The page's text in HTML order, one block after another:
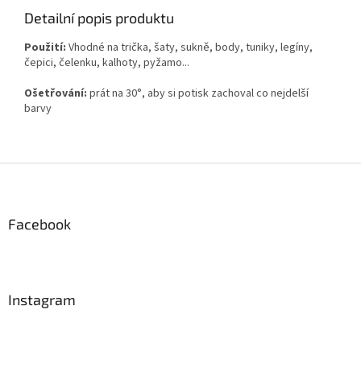
Detailní popis produktu
Použití: Vhodné na trička, šaty, sukně, body, tuniky, legíny,
čepici, čelenku, kalhoty, pyžamo...
Ošetřování: prát na 30°, aby si potisk zachoval co nejdelší
barvy
Facebook
Instagram